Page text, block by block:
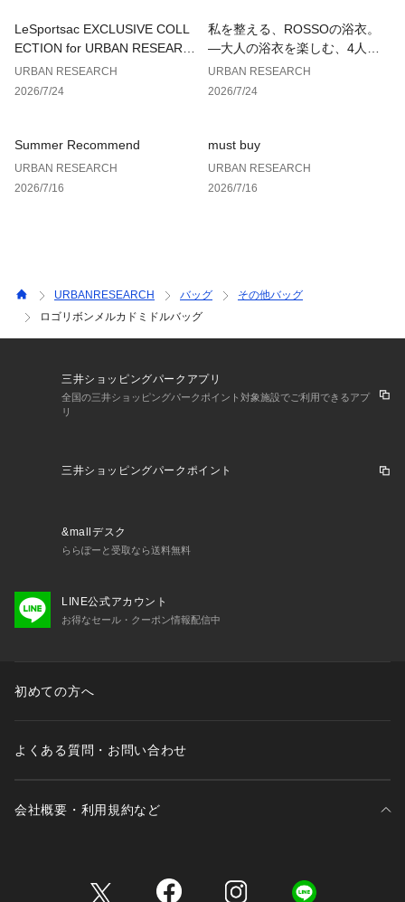
お買い物リストの管理にぜひご利用ください。
LeSportsac EXCLUSIVE COLL
ECTION for URBAN RESEARC
H
URBAN RESEARCH
2026/7/24
私を整える、ROSSOの浴衣。
—大人の浴衣を楽しむ、4人のT
IPS—
URBAN RESEARCH
2026/7/24
Summer Recommend
URBAN RESEARCH
2026/7/16
must buy
URBAN RESEARCH
2026/7/16
URBANRESEARCH バッグ
その他バッグ
ロゴリボンメルカドミドルバッグ
三井ショッピングパークアプリ
全国の三井ショッピングパークポイント対象施設でご利用できるアプ
リ
三井ショッピングパークポイント
&mallデスク
ららぽーと受取なら送料無料
LINE公式アカウント
お得なセール・クーポン情報配信中
初めての方へ
よくある質問・お問い合わせ
会社概要・利用規約など